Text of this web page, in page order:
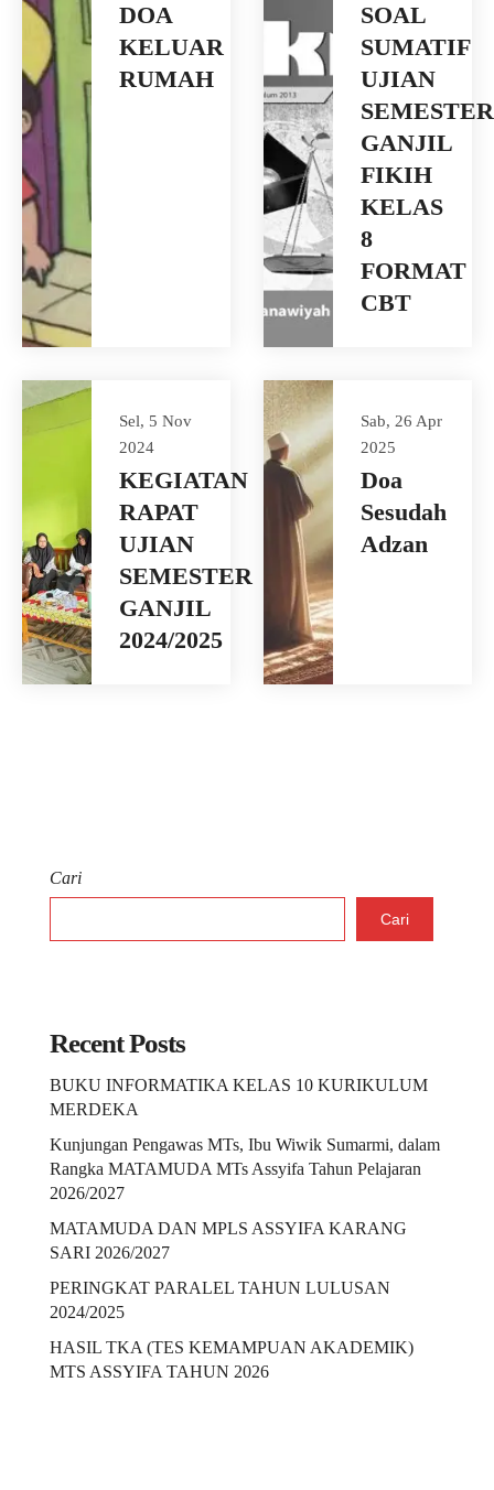
DOA
KELUAR
RUMAH
SOAL
SUMATIF
UJIAN
SEMESTER
GANJIL
FIKIH
KELAS
8
FORMAT
CBT
Sel, 5 Nov
2024
KEGIATAN
RAPAT
UJIAN
SEMESTER
GANJIL
2024/2025
Sab, 26 Apr
2025
Doa
Sesudah
Adzan
Cari
Cari
Recent Posts
BUKU INFORMATIKA KELAS 10 KURIKULUM
MERDEKA
Kunjungan Pengawas MTs, Ibu Wiwik Sumarmi, dalam
Rangka MATAMUDA MTs Assyifa Tahun Pelajaran
2026/2027
MATAMUDA DAN MPLS ASSYIFA KARANG
SARI 2026/2027
PERINGKAT PARALEL TAHUN LULUSAN
2024/2025
HASIL TKA (TES KEMAMPUAN AKADEMIK)
MTS ASSYIFA TAHUN 2026